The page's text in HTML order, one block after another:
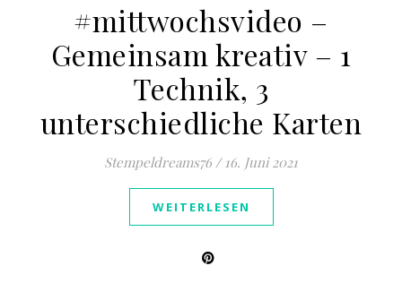
#mittwochsvideo –
Gemeinsam kreativ – 1
Technik, 3
unterschiedliche Karten
Stempeldreams76 / 16. Juni 2021
WEITERLESEN